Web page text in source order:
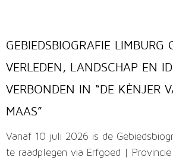
GEBIEDSBIOGRAFIE LIMBURG
VERLEDEN, LANDSCHAP EN
VERBONDEN IN “DE KÈNJER
MAAS”
Vanaf 10 juli 2026 is de
te raadplegen via Erfgoed |